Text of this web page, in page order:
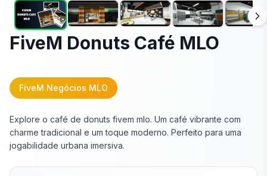
FiveM Donuts Café MLO
FiveM Negócios MLO
Explore o café de donuts fivem mlo. Um café vibrante com
charme tradicional e um toque moderno. Perfeito para uma
jogabilidade urbana imersiva.